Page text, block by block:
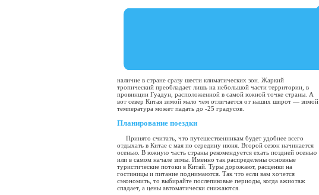
наличие в стране сразу шести климатических зон. Жаркий
тропический преобладает лишь на небольшой части территории, в
провинции Гуадун, расположенной в самой южной точке страны. А
вот север Китая зимой мало чем отличается от наших широт — зимой
температура может падать до -25 градусов.
Планирование поездки
Принято считать, что путешественникам будет удобнее всего
отдыхать в Китае с мая по середину июня. Второй сезон начинается
осенью. В южную часть страны рекомендуется ехать поздней осенью
или в самом начале зимы. Именно так распределены основные
туристические потоки в Китай. Туры дорожают, расценки на
гостиницы и питание поднимаются. Так что если вам хочется
сэкономить, то выбирайте послепиковые периоды, когда ажиотаж
спадает, а цены автоматически снижаются.